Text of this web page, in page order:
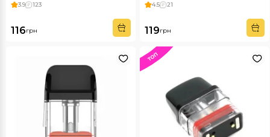
3.9 123
116грн
4.5 21
119грн